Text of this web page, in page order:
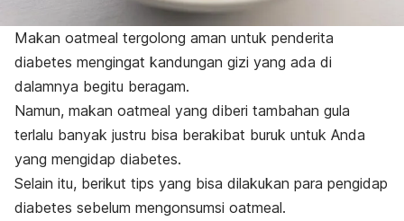
Makan oatmeal tergolong aman untuk penderita
diabetes mengingat kandungan gizi yang ada di
dalamnya begitu beragam.
Namun, makan oatmeal yang diberi tambahan gula
terlalu banyak justru bisa berakibat buruk untuk Anda
yang mengidap diabetes.
Selain itu, berikut tips yang bisa dilakukan para pengidap
diabetes sebelum mengonsumsi oatmeal.